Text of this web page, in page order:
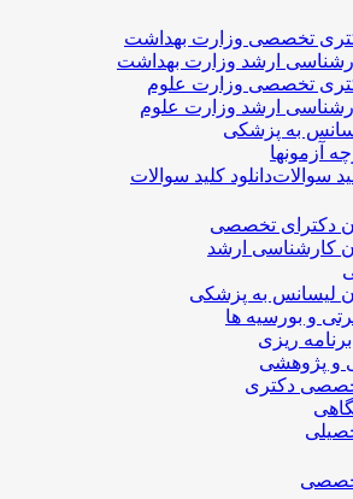
تخصصی وزارت بهداشت
ارشد وزارت بهداشت
تخصصی وزارت علوم
ارشد وزارت علوم
به پزشکی
آزمونها
دانلود کلید سوالات
دکترای تخصصی
کارشناسی ارشد
لیسانس به پزشکی
و بورسیه ها
ریزی
و پژوهشی
دکتری